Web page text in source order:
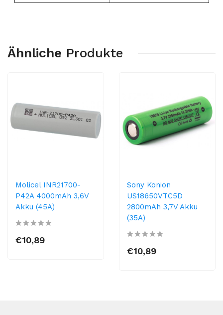
Ähnliche Produkte
Molicel INR21700-
P42A 4000mAh 3,6V
Akku (45A)
€10,89
Sony Konion
US18650VTC5D
2800mAh 3,7V Akku
(35A)
€10,89